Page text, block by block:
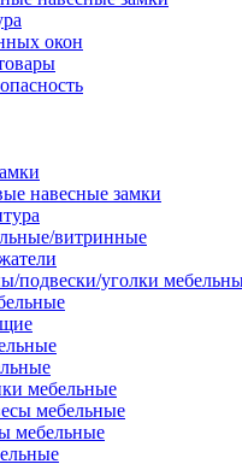
окон
навесные замки
витринные
подвески/уголки
мебельные
мебельные
мебельные